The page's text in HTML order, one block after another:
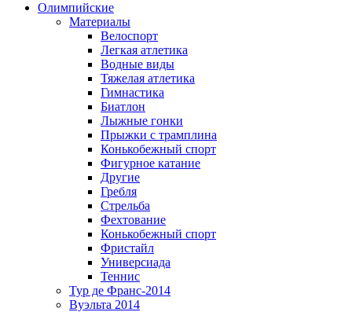
Олимпийские
Материалы
Велоспорт
Легкая атлетика
Водные виды
Тяжелая атлетика
Гимнастика
Биатлон
Лыжные гонки
Прыжки с трамплина
Конькобежный спорт
Фигурное катание
Другие
Гребля
Стрельба
Фехтование
Конькобежный спорт
Фристайл
Универсиада
Теннис
Тур де Франс-2014
Вуэльта 2014